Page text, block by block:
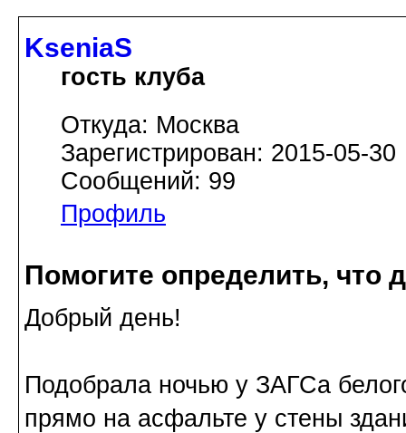
KseniaS
гость клуба
Откуда: Москва
Зарегистрирован: 2015-05-30
Сообщений: 99
Профиль
Помогите определить, что
Добрый день!
Подобрала ночью у ЗАГСа
прямо на асфальте у стены